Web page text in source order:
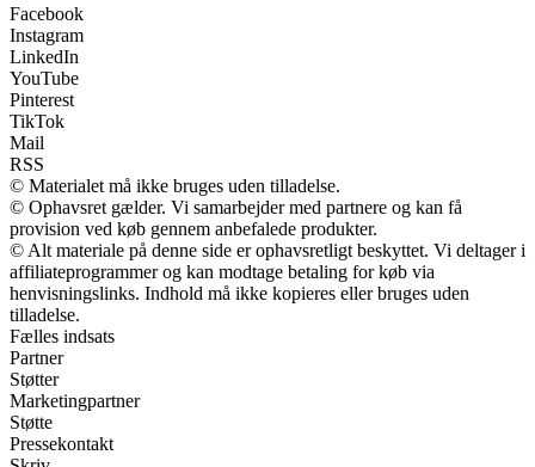
Facebook
Instagram
LinkedIn
YouTube
Pinterest
TikTok
Mail
RSS
© Materialet må ikke bruges uden tilladelse.
© Ophavsret gælder. Vi samarbejder med partnere og kan få
provision ved køb gennem anbefalede produkter.
© Alt materiale på denne side er ophavsretligt beskyttet. Vi deltager i
affiliateprogrammer og kan modtage betaling for køb via
henvisningslinks. Indhold må ikke kopieres eller bruges uden
tilladelse.
Fælles indsats
Partner
Støtter
Marketingpartner
Støtte
Pressekontakt